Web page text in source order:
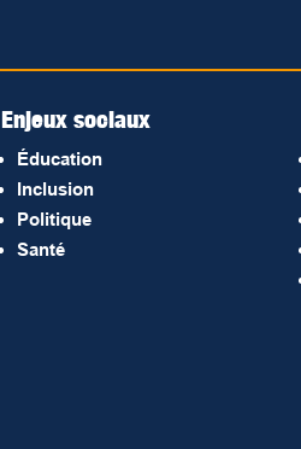
Enjeux sociaux
Éducation
Inclusion
Politique
Santé